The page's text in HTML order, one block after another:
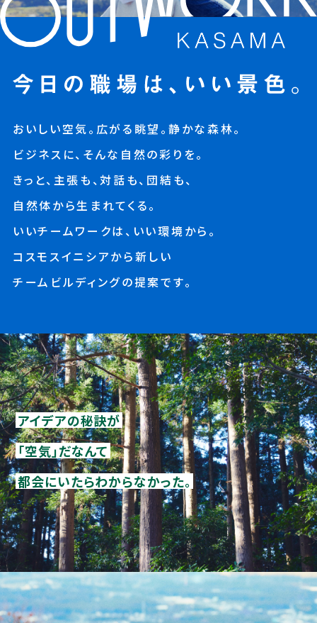
おいしい空気。広がる眺望。静かな森林。
ビジネスに、そんな自然の彩りを。
きっと、主張も、対話も、団結も、
自然体から生まれてくる。
いいチームワークは、いい環境から。
コスモスイニシアから新しい
チームビルディングの提案です。
アイデアの秘訣が
「空気」だなんて
都会にいたらわからなかった。